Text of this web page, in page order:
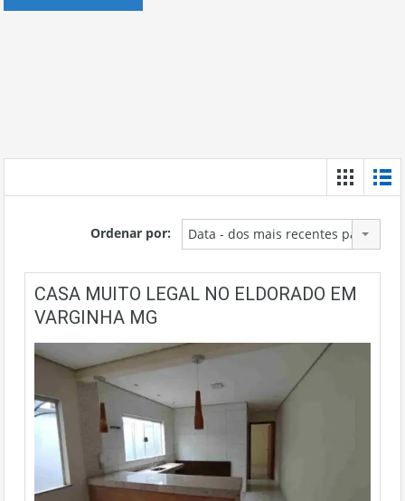
Ordenar por: Data - dos mais recentes para os
CASA MUITO LEGAL NO ELDORADO EM
VARGINHA MG